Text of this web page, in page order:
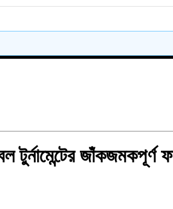
বুকে
গরুর মৃত্যু
টুর্নামেন্টের জাঁকজমকপূর্ণ